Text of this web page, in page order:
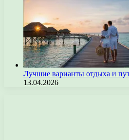
Лучшие варианты отдыха и
13.04.2026